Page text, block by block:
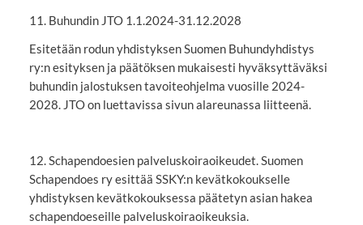
11. Buhundin JTO 1.1.2024-31.12.2028
Esitetään rodun yhdistyksen Suomen Buhundyhdistys
ry:n esityksen ja päätöksen mukaisesti hyväksyttäväksi
buhundin jalostuksen tavoiteohjelma vuosille 2024-
2028. JTO on luettavissa sivun alareunassa liitteenä.
12. Schapendoesien palveluskoiraoikeudet. Suomen
Schapendoes ry esittää SSKY:n kevätkokoukselle
yhdistyksen kevätkokouksessa päätetyn asian hakea
schapendoeseille palveluskoiraoikeuksia.